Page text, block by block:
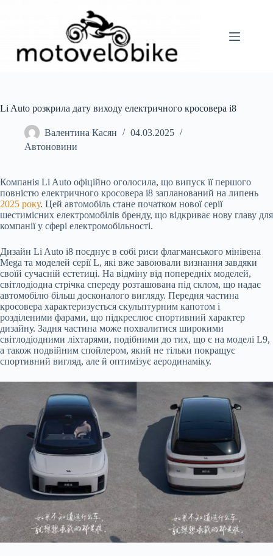
Li Auto розкрила дату виходу електричного кросовера i8
Валентина Касян
04.03.2025
Автоновини
Компанія Li Auto офіційно оголосила, що випуск її першого
повністю електричного кросовера i8 запланований на липень
2025 року. Цей автомобіль стане початком нової серії
шестимісних електромобілів бренду, що відкриває нову главу для
компанії у сфері електромобільності.
Дизайн Li Auto i8 поєднує в собі риси флагманського мінівена
Mega та моделей серії L, які вже завоювали визнання завдяки
своїй сучасній естетиці. На відміну від попередніх моделей,
світлодіодна стрічка спереду розташована під склом, що надає
автомобілю більш досконалого вигляду. Передня частина
кросовера характеризується скульптурним капотом і
розділеними фарами, що підкреслює спортивний характер
дизайну. Задня частина може похвалитися широкими
світлодіодними ліхтарями, подібними до тих, що є на моделі L9,
а також подвійним спойлером, який не тільки покращує
спортивний вигляд, але й оптимізує аеродинаміку.